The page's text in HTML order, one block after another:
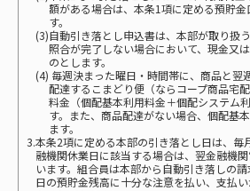
額がある場合は、本条1項に定める預貯
す。
(3)自動引き落とし申込書は、本部が取り扱
照合が完了しない場合において、現金又
のとします。
(4) 毎週決まった曜日・時間帯に、商品と翌
配達するこまどり便（ならコープ商品宅
料金（個配基本利用料金＋個配システム
す。また、商品配達がない場合、個配基
ます。
3.本条2項に定める本部の引き落とし日は、毎
融機関休業日に該当する場合は、翌金融機
います。組合員は本部から自動引き落しの
日の預貯金残高に十分な注意を払い、支払